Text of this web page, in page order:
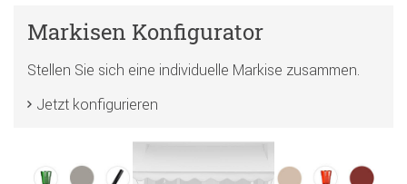
Markisen Konfigurator
Stellen Sie sich eine individuelle Markise zusammen.
Jetzt konfigurieren